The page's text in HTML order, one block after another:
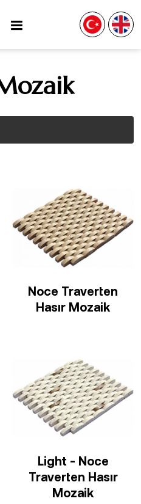
Noce Traverten
Hasır Mozaik
Light - Noce
Traverten Hasır
Mozaik